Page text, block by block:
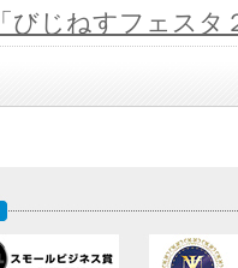
「びじねすフェス